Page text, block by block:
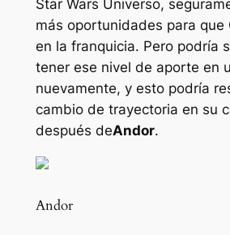
Star Wars Universo,
más oportunidades para que
en la franquicia. Pero podría
tener ese nivel de aporte en
nuevamente, y esto podría
cambio de trayectoria en su
después deAndor.
Andor